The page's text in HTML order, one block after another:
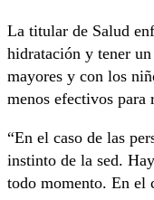
La titular de Salud
hidratación y tener
mayores y con los
menos efectivos para
“En el caso de las
instinto de la sed.
todo momento. En el